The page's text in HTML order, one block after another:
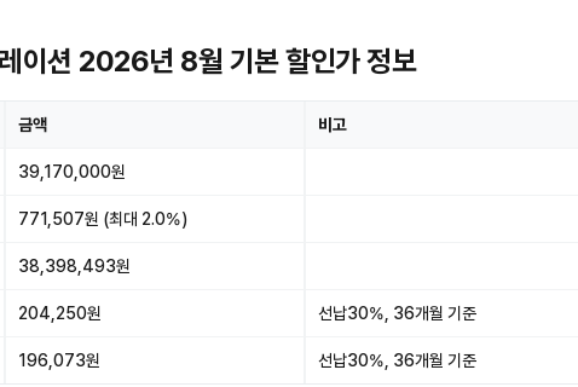
이션 2026년 8월 기본 할인가 정보
금액 비고
39,170,000원
771,507원 (최대 2.0%)
38,398,493원
204,250원 선납30%, 36개월 기준
196,073원 선납30%, 36개월 기준